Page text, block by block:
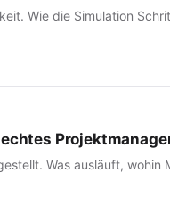
Wie die Simulation
Was ausläuft, wohin